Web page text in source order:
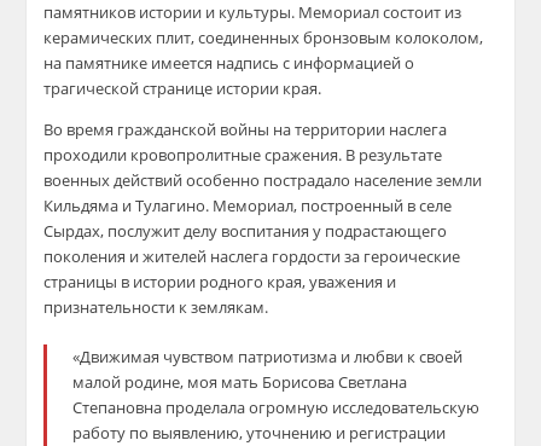
памятников истории и культуры. Мемориал состоит из
керамических плит, соединенных бронзовым колоколом,
на памятнике имеется надпись с информацией о
трагической странице истории края.
Во время гражданской войны на территории наслега
проходили кровопролитные сражения. В результате
военных действий особенно пострадало население земли
Кильдяма и Тулагино. Мемориал, построенный в селе
Сырдах, послужит делу воспитания у подрастающего
поколения и жителей наслега гордости за героические
страницы в истории родного края, уважения и
признательности к землякам.
«Движимая чувством патриотизма и любви к своей
малой родине, моя мать Борисова Светлана
Степановна проделала огромную исследовательскую
работу по выявлению, уточнению и регистрации